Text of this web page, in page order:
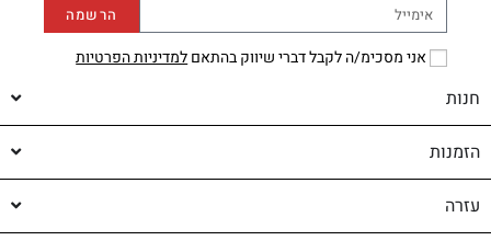
אני מסכימ/ה לקבל דברי שיווק בהתאםלמדיניות הפרטיות
הרשמה
חנות
הזמנות
עזרה